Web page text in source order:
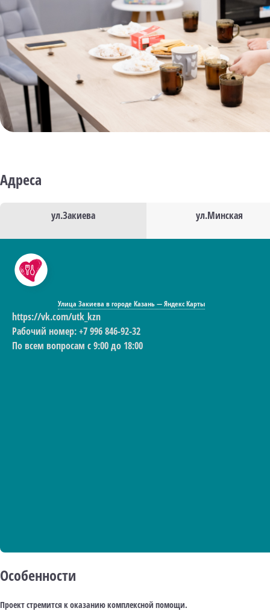
Адреса
ул.Закиева
Улица Закиева в городе Казань — Яндекс Карты
https://vk.com/utk_kzn
Рабочий номер: +7 996 846-92-32
По всем вопросам с 9:00 до 18:00
ул.Минская
Особенности
Проект стремится к оказанию комплексной помощи.